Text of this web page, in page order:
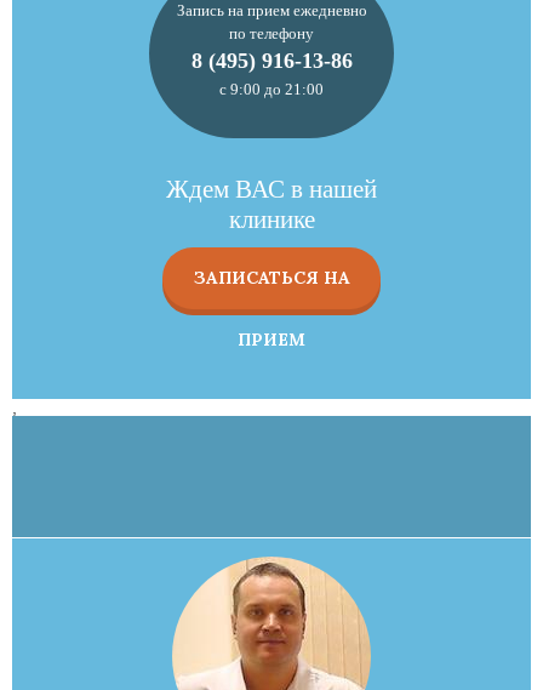
Запись на прием ежедневно
по телефону
8 (495) 916-13-86
с 9:00 до 21:00
Ждем ВАС в нашей
клинике
ЗАПИСАТЬСЯ НА
ПРИЕМ
,